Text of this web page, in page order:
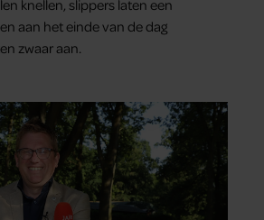
knellen, slippers laten een
aan het einde van de dag
zwaar aan.